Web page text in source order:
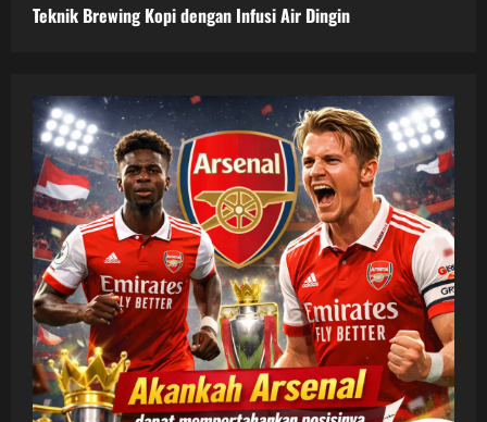
Teknik Brewing Kopi dengan Infusi Air Dingin